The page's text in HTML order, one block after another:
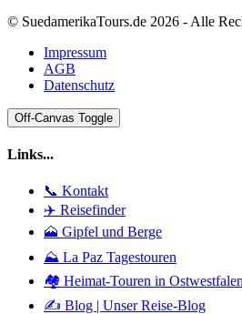
© SuedamerikaTours.de 2026 - Alle
Impressum
AGB
Datenschutz
Off-Canvas Toggle
Links...
📞 Kontakt
✈️ Reisefinder
🗻 Gipfel und Berge
⛰️ La Paz Tagestouren
🏘️ Heimat-Touren in Ostwestfalen
✍️ Blog | Unser Reise-Blog